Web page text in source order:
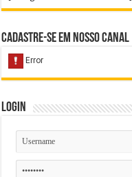
Cadastre-se em nosso Canal
Login